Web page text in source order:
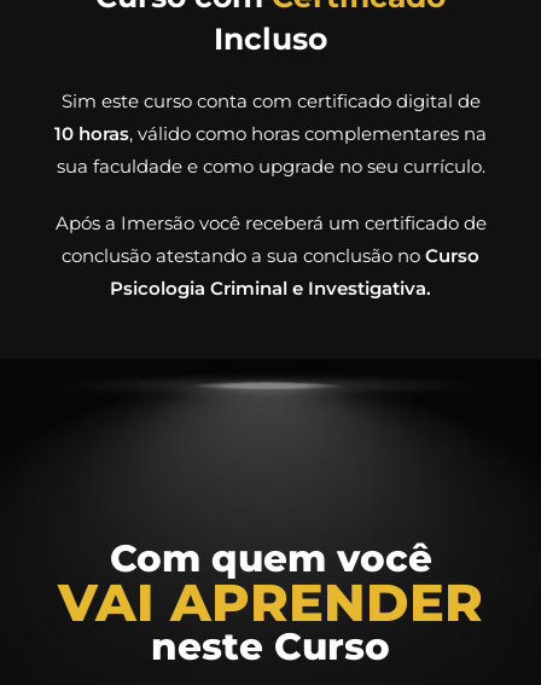
Incluso
Sim este curso conta com certificado digital de
10 horas, válido como horas complementares na
sua faculdade e como upgrade no seu currículo.
Após a Imersão você receberá um certificado de
conclusão atestando a sua conclusão no Curso
Psicologia Criminal e Investigativa.
Com quem você
VAI APRENDER
neste Curso